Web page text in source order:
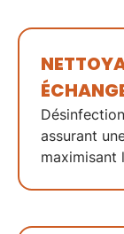
assurant
maximisant